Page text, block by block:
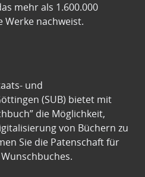
mehr als 1.600.000
nachweist.
und
(SUB) bietet mit
die Möglichkeit,
von Büchern zu
Sie die Patenschaft für